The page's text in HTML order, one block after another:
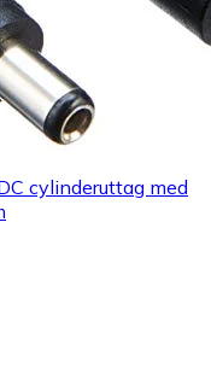
cylinderuttag med